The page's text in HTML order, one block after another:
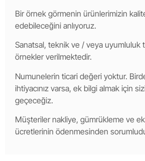
Bir örnek görmenin ürünlerimizin
edebileceğini anlıyoruz.
Sanatsal, teknik ve / veya uyumluluk
örnekler verilmektedir.
Numunelerin ticari değeri yoktur.
ihtiyacınız varsa, ek bilgi almak için
geçeceğiz.
Müşteriler nakliye, gümrükleme ve
ücretlerinin ödenmesinden